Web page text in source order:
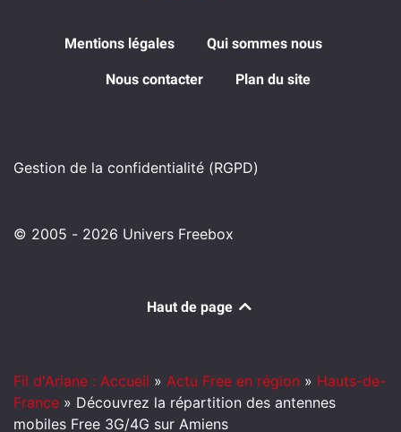
Mentions légales Qui sommes nous
Nous contacter Plan du site
Gestion de la confidentialité (RGPD)
© 2005 - 2026 Univers Freebox
Haut de page
Fil d'Ariane : Accueil » Actu Free en région » Hauts-de-
France » Découvrez la répartition des antennes
mobiles Free 3G/4G sur Amiens